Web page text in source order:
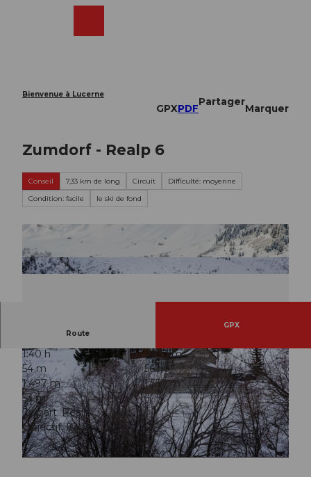
Bienvenue à Lucerne
GPXPDF
Partager
Marquer
Zumdorf - Realp 6
Conseil 7,33 km de long Circuit
Difficulté: moyenne
Condition: facile
le ski de fond
© Andermatt-Urserntal Tourismus GmbH, Ferienregion Andermatt
Route
GPX
1:40 h
7,33 km
54 m
56 m
1.497 m
1.550 m
53 m
Départ: Realp
Objectif: Realp